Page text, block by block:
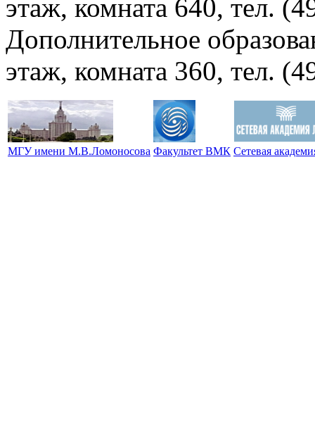
этаж, комната 640, тел.
Дополнительное
этаж, комната 360, тел.
МГУ имени М.В.Ломоносова Факультет ВМК Сетевая